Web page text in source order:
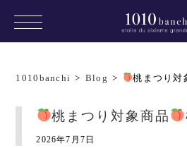
1010banchi > Blog > 桃まつり対
桃まつり対象商品
2026年7月7日